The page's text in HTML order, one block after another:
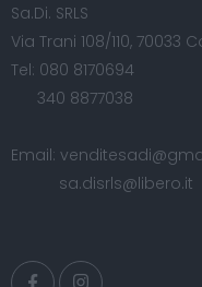
Sa.Di. SRLS
Via Trani 108/110, 70033
Tel: 080 8170694
340 8877038
Email:
sa.disrls@libero.it